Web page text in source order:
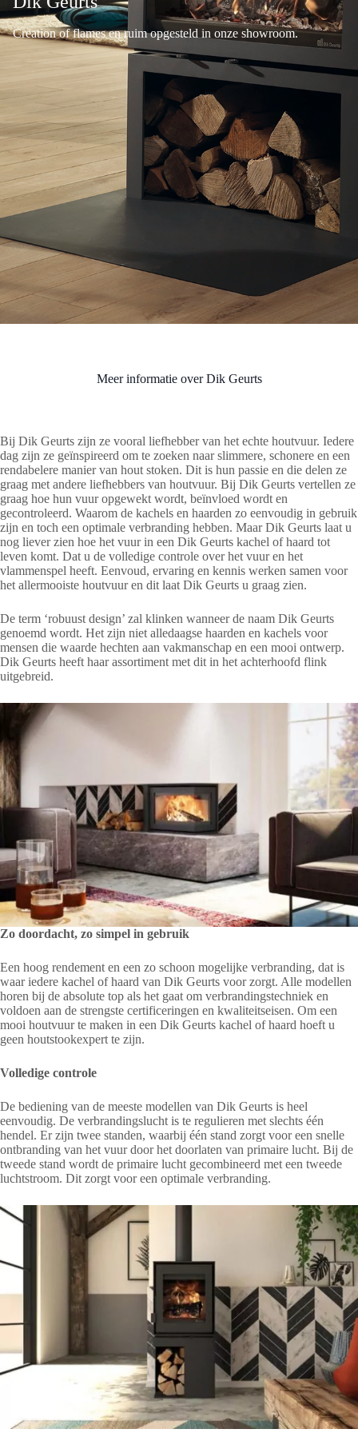
Creation of flames en ruim opgesteld in onze showroom.
Meer informatie over Dik Geurts
Bij Dik Geurts zijn ze vooral liefhebber van het echte houtvuur. Iedere
dag zijn ze geïnspireerd om te zoeken naar slimmere, schonere en een
rendabelere manier van hout stoken. Dit is hun passie en die delen ze
graag met andere liefhebbers van houtvuur. Bij Dik Geurts vertellen ze
graag hoe hun vuur opgewekt wordt, beïnvloed wordt en
gecontroleerd. Waarom de kachels en haarden zo eenvoudig in gebruik
zijn en toch een optimale verbranding hebben. Maar Dik Geurts laat u
nog liever zien hoe het vuur in een Dik Geurts kachel of haard tot
leven komt. Dat u de volledige controle over het vuur en het
vlammenspel heeft. Eenvoud, ervaring en kennis werken samen voor
het allermooiste houtvuur en dit laat Dik Geurts u graag zien.
De term ‘robuust design’ zal klinken wanneer de naam Dik Geurts
genoemd wordt. Het zijn niet alledaagse haarden en kachels voor
mensen die waarde hechten aan vakmanschap en een mooi ontwerp.
Dik Geurts heeft haar assortiment met dit in het achterhoofd flink
uitgebreid.
Zo doordacht, zo simpel in gebruik
Een hoog rendement en een zo schoon mogelijke verbranding, dat is
waar iedere kachel of haard van Dik Geurts voor zorgt. Alle modellen
horen bij de absolute top als het gaat om verbrandingstechniek en
voldoen aan de strengste certificeringen en kwaliteitseisen. Om een
mooi houtvuur te maken in een Dik Geurts kachel of haard hoeft u
geen houtstookexpert te zijn.
Volledige controle
De bediening van de meeste modellen van Dik Geurts is heel
eenvoudig. De verbrandingslucht is te regulieren met slechts één
hendel. Er zijn twee standen, waarbij één stand zorgt voor een snelle
ontbranding van het vuur door het doorlaten van primaire lucht. Bij de
tweede stand wordt de primaire lucht gecombineerd met een tweede
luchtstroom. Dit zorgt voor een optimale verbranding.